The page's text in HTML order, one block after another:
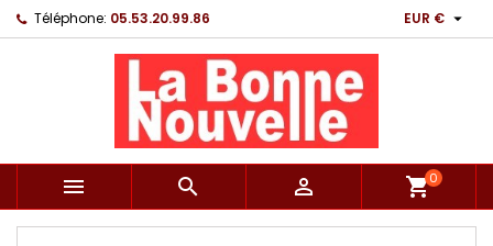
Téléphone: 05.53.20.99.86 EUR € 
   shopping_cart0